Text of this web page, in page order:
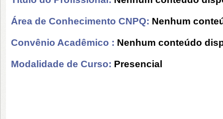
Área de Conhecimento CNPQ: Nenhum
Convênio Acadêmico : Nenhum conteúdo
Modalidade de Curso: Presencial